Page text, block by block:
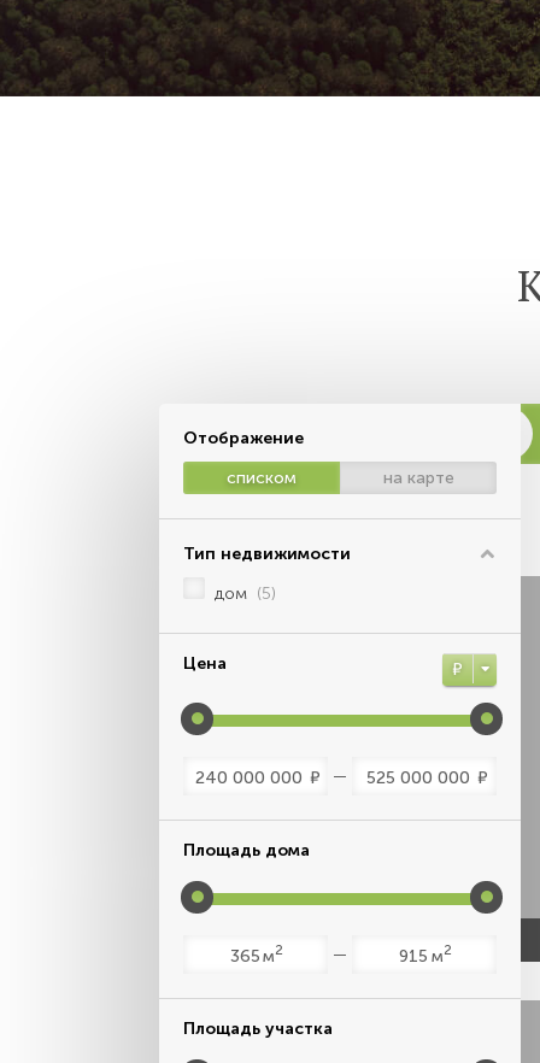
Отображение
списком
на карте
Тип недвижимости
дом (5)
Цена Р
Р Р
Площадь дома
м2 м2
Площадь участка